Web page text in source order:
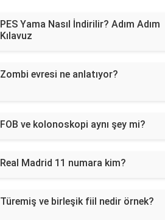
PES Yama Nasıl İndirilir? Adım Adım
Kılavuz
Zombi evresi ne anlatıyor?
FOB ve kolonoskopi aynı şey mi?
Real Madrid 11 numara kim?
Türemiş ve birleşik fiil nedir örnek?